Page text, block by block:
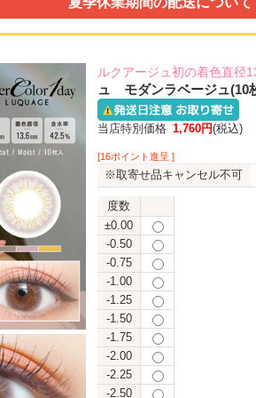
ルクアージュ初の着色直径
ュ モダンラベージュ(10
当店特別価格 1,760円(税込)
[16ポイント進呈 ]
※取寄せ品キャンセル不可
度数
±0.00
-0.50
-0.75
-1.00
-1.25
-1.50
-1.75
-2.00
-2.25
-2.50